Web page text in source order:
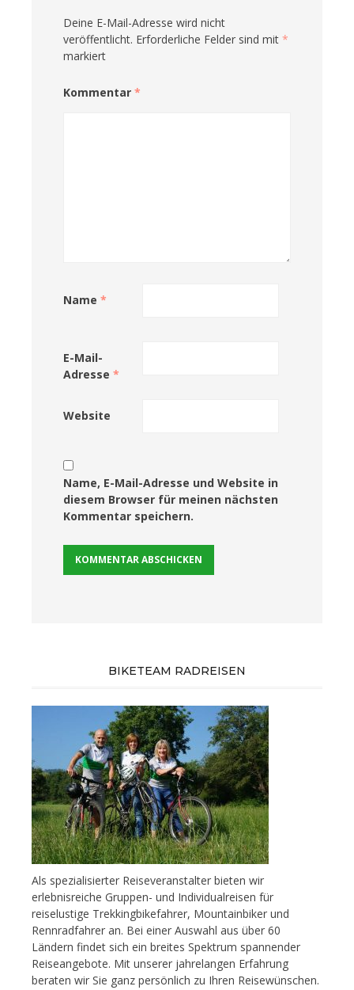
Deine E-Mail-Adresse wird nicht
veröffentlicht. Erforderliche Felder sind mit *
markiert
Kommentar *
Name *
E-Mail-
Adresse *
Website
Name, E-Mail-Adresse und Website in
diesem Browser für meinen nächsten
Kommentar speichern.
BIKETEAM RADREISEN
Als spezialisierter Reiseveranstalter bieten wir
erlebnisreiche Gruppen- und Individualreisen für
reiselustige Trekkingbikefahrer, Mountainbiker und
Rennradfahrer an. Bei einer Auswahl aus über 60
Ländern findet sich ein breites Spektrum spannender
Reiseangebote. Mit unserer jahrelangen Erfahrung
beraten wir Sie ganz persönlich zu Ihren Reisewünschen.